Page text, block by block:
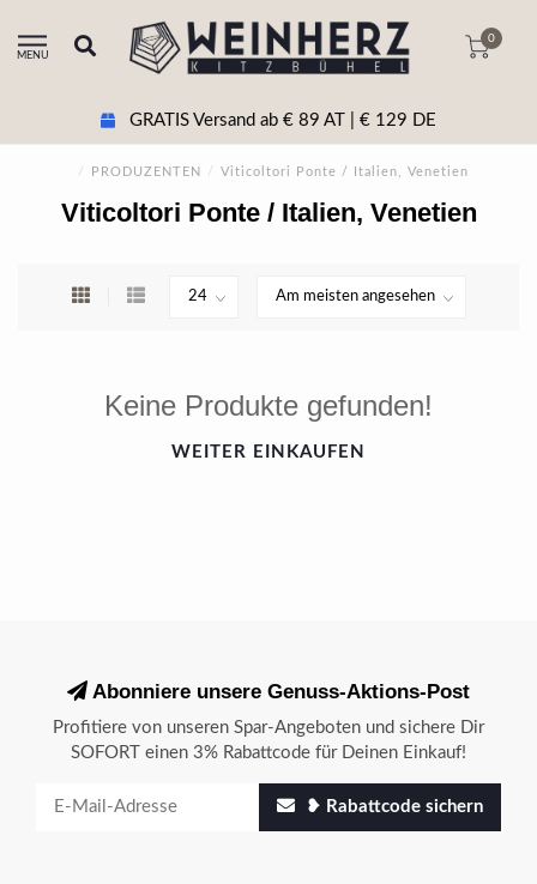
MENU
0
GRATIS Versand ab € 89 AT | € 129 DE
/ PRODUZENTEN / Viticoltori Ponte / Italien, Venetien
Viticoltori Ponte / Italien, Venetien
Keine Produkte gefunden!
WEITER EINKAUFEN
Abonniere unsere Genuss-Aktions-Post
Profitiere von unseren Spar-Angeboten und sichere Dir
SOFORT einen 3% Rabattcode für Deinen Einkauf!
❥ Rabattcode sichern